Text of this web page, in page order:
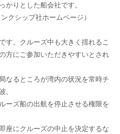
かりとした船会社です。
クシップ社ホームページ）
す。クルーズ中も大きく揺れるこ
方にご参加いただきやすいとされ
なるところが湾内の状況を常時チ
、
ーズ船の出航を停止させる権限を
座にクルーズの中止を決定するな